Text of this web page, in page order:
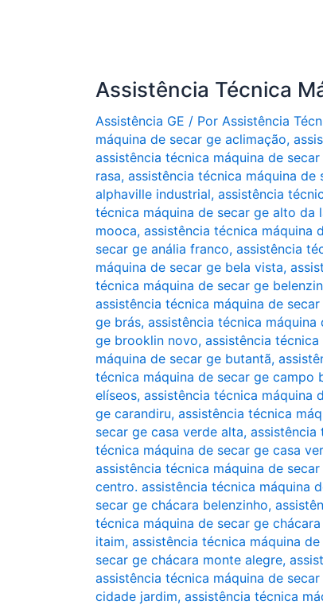
Assistência Técnica
Assistência GE / Por Assistência
máquina de secar ge aclimação,
assistência técnica máquina de
rasa, assistência técnica máquina de
alphaville industrial, assistência
técnica máquina de secar ge alto da
mooca, assistência técnica máquina
secar ge anália franco, assistência
máquina de secar ge bela vista,
técnica máquina de secar ge
assistência técnica máquina de
ge brás, assistência técnica
ge brooklin novo, assistência
máquina de secar ge butantã,
técnica máquina de secar ge campo
elíseos, assistência técnica máquina
ge carandiru, assistência técnica
secar ge casa verde alta, assistência
técnica máquina de secar ge casa
assistência técnica máquina de
centro. assistência técnica máquina
secar ge chácara belenzinho,
técnica máquina de secar ge
itaim, assistência técnica máquina
secar ge chácara monte alegre,
assistência técnica máquina de
cidade jardim, assistência técnica